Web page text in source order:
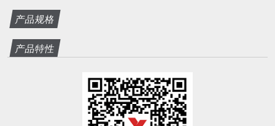
产品规格
产品特性